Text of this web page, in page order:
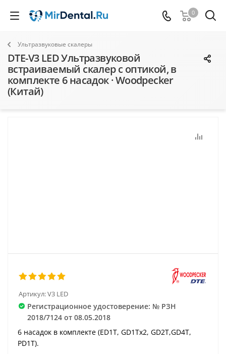
0
Ультразвуковые скалеры
DTE-V3 LED Ультразвуковой
встраиваемый скалер с оптикой, в
комплекте 6 насадок · Woodpecker
(Китай)
Артикул:V3 LED
Регистрационное удостоверение: № РЗН
2018/7124 от 08.05.2018
6 насадок в комплекте (ED1T, GD1Tx2, GD2T,GD4T,
PD1T).